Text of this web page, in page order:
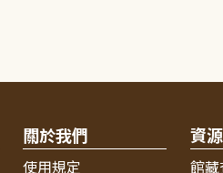
關於我們
使用規定
資
館藏